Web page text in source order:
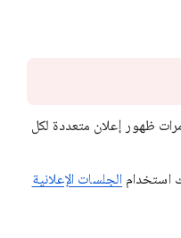
ظهور إعلان متعددة لكل
الجلسات الإعلانية